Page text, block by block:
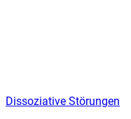
Dissoziative Störungen